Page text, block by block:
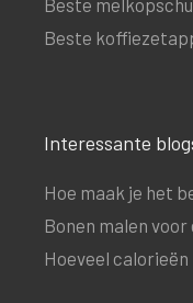
Beste
Beste
Interessante
Hoe maak je het
Bonen malen
Hoeveel